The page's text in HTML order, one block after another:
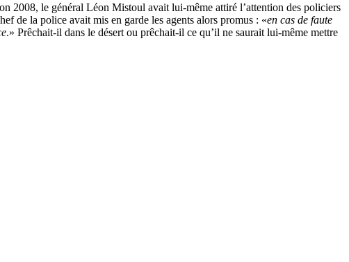
2008, le général Léon Mistoul avait lui-même attiré l’attention des policiers
de la police avait mis en garde les agents alors promus : «en cas de faute
.» Prêchait-il dans le désert ou prêchait-il ce qu’il ne saurait lui-même mettre